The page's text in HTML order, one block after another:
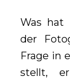
Was hat
der
Frage in
stellt,